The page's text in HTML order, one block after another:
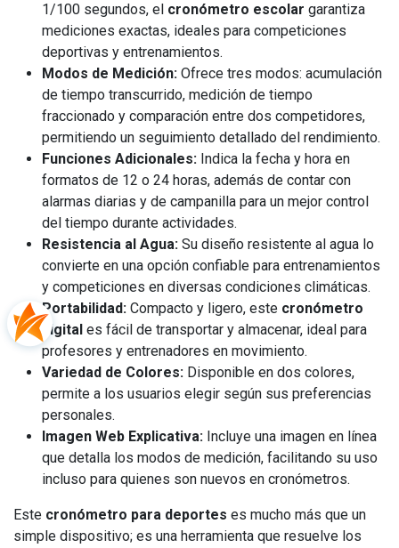
1/100 segundos, el cronómetro escolar garantiza
mediciones exactas, ideales para competiciones
deportivas y entrenamientos.
Modos de Medición: Ofrece tres modos: acumulación
de tiempo transcurrido, medición de tiempo
fraccionado y comparación entre dos competidores,
permitiendo un seguimiento detallado del rendimiento.
Funciones Adicionales: Indica la fecha y hora en
formatos de 12 o 24 horas, además de contar con
alarmas diarias y de campanilla para un mejor control
del tiempo durante actividades.
Resistencia al Agua: Su diseño resistente al agua lo
convierte en una opción confiable para entrenamientos
y competiciones en diversas condiciones climáticas.
Portabilidad: Compacto y ligero, este cronómetro
digital es fácil de transportar y almacenar, ideal para
profesores y entrenadores en movimiento.
Variedad de Colores: Disponible en dos colores,
permite a los usuarios elegir según sus preferencias
personales.
Imagen Web Explicativa: Incluye una imagen en línea
que detalla los modos de medición, facilitando su uso
incluso para quienes son nuevos en cronómetros.
Este cronómetro para deportes es mucho más que un
simple dispositivo; es una herramienta que resuelve los